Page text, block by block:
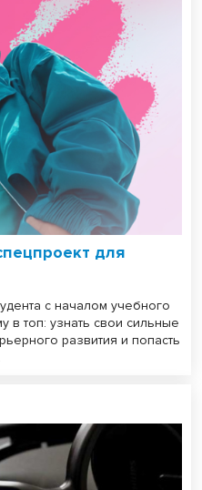
для
с началом учебного
в топ: узнать свои сильные
развития и попасть